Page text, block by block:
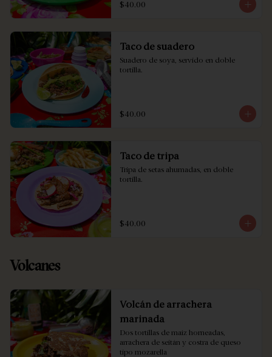
$40.00
Taco de suadero
Suadero de soya, servido en doble
tortilla.
$40.00
Taco de tripa
Tripa de setas ahumadas, en doble
tortilla.
$40.00
Volcanes
Volcán de arrachera
marinada
Dos tortillas de maíz horneadas,
arrachera de seitán y costra de queso
tipo mozarella